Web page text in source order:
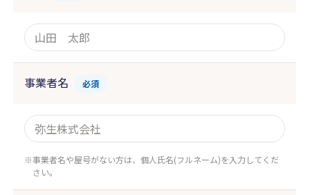
事業者名 必須
事業者名や屋号がない方は、個人氏名(フルネーム)を入力してくだ
さい。